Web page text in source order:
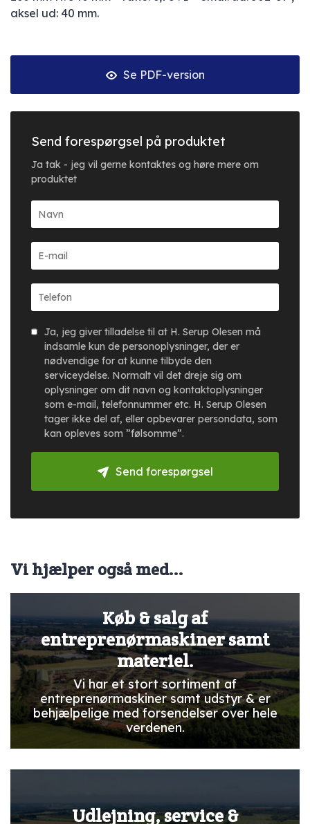
aksel ud: 40 mm.
Se PDF-version
Send forespørgsel på produktet
Ja tak - jeg vil gerne kontaktes og høre mere om
produktet
Ja, jeg giver tilladelse til at H. Serup Olesen må
indsamle kun de personoplysninger, der er
nødvendige for at kunne tilbyde den
serviceydelse. Normalt vil det dreje sig om
oplysninger om dit navn og kontaktoplysninger
som e-mail, telefonnummer etc. H. Serup Olesen
tager ikke del af, eller opbevarer persondata, som
kan opleves som ”følsomme”.
Send forespørgsel
Vi hjælper også med...
Køb & salg af
entreprenørmaskiner samt
materiel.
Vi har et stort sortiment af
entreprenørmaskiner samt udstyr & er
behjælpelige med forsendelser over hele
verdenen.
Udlejning, service &